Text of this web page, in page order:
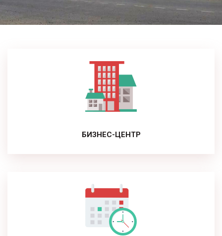
БИЗНЕС-ЦЕНТР